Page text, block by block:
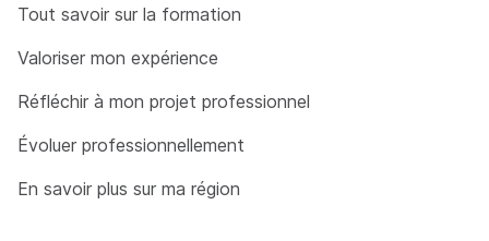
Tout savoir sur la formation
Valoriser mon expérience
Réfléchir à mon projet professionnel
Évoluer professionnellement
En savoir plus sur ma région